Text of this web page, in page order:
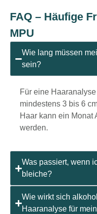
FAQ – Häufige
MPU
Wie lang müssen
sein?
Für eine
mindestens 3 bis 6
Haar kann ein Monat
werden.
Was passiert, wenn
bleiche?
Wie wirkt sich
Haaranalyse für